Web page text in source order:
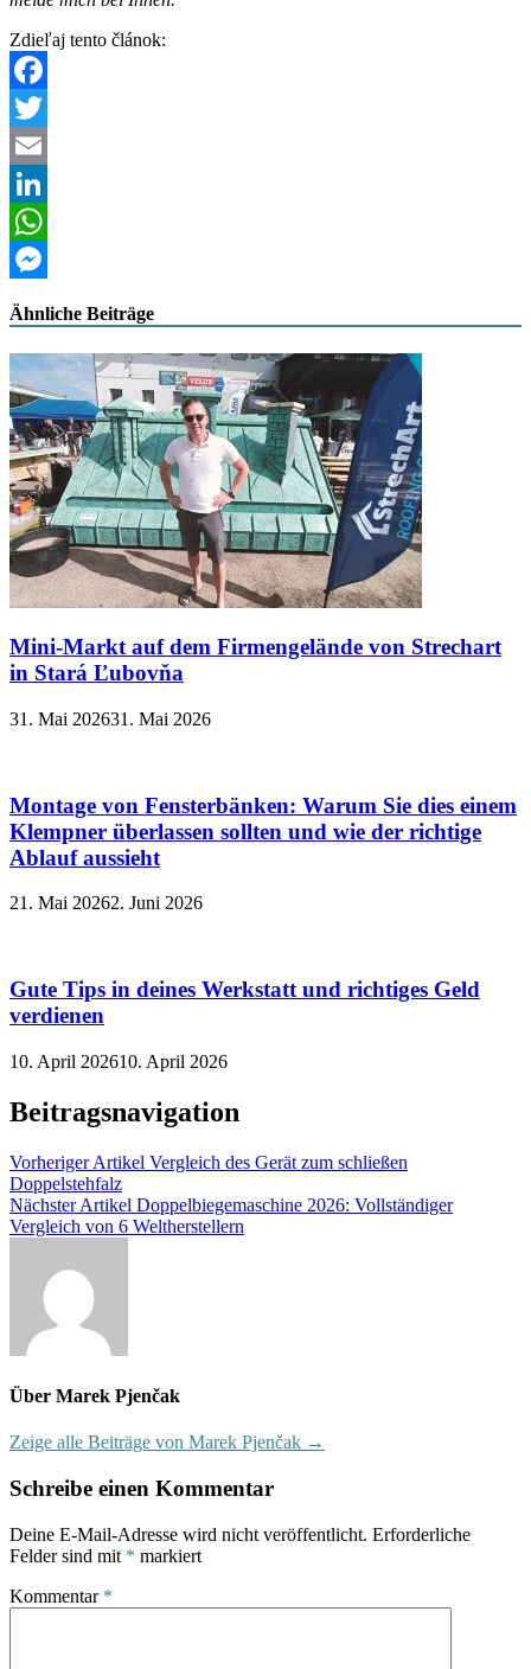
Zdieľaj tento článok:
Facebook
Twitter
Email
LinkedIn
WhatsApp
Ähnliche Beiträge
Mini-Markt auf dem Firmengelände von Strechart
in Stará Ľubovňa
31. Mai 202631. Mai 2026
Montage von Fensterbänken: Warum Sie dies einem
Klempner überlassen sollten und wie der richtige
Ablauf aussieht
21. Mai 20262. Juni 2026
Gute Tips in deines Werkstatt und richtiges Geld
verdienen
10. April 202610. April 2026
Beitragsnavigation
Vorheriger Artikel Vergleich des Gerät zum schließen
Doppelstehfalz
Nächster Artikel Doppelbiegemaschine 2026: Vollständiger
Vergleich von 6 Weltherstellern
Über Marek Pjenčak
Zeige alle Beiträge von Marek Pjenčak →
Schreibe einen Kommentar
Deine E-Mail-Adresse wird nicht veröffentlicht. Erforderliche
Felder sind mit * markiert
Kommentar *